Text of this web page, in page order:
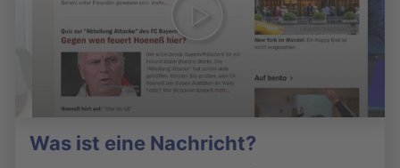
Was ist eine Nachricht?